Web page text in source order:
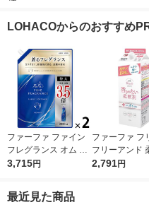
2） 柔軟剤 P＆Gジ
LOHACOからのおすすめ
ファーファ ファイン
フレグランス オム 詰
め替え 特大 2000mL
3,715円
ファーファ フ
フリーアンド
無香料 詰め替
2,791円
最近見た商品